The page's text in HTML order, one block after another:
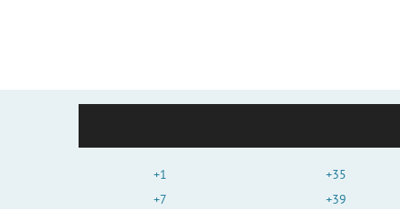
+1
+7
+35
+39